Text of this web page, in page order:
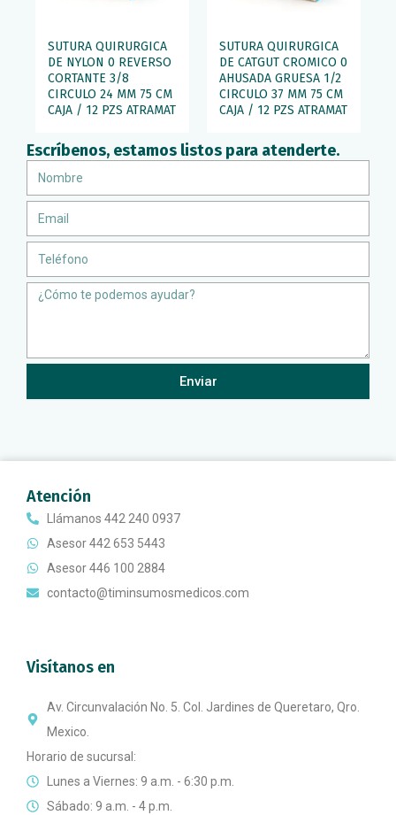
Escríbenos, estamos listos para atenderte.
Message
Enviar
SUTURA QUIRURGICA
DE NYLON 0 REVERSO
CORTANTE 3/8
CIRCULO 24 MM 75 CM
CAJA / 12 PZS ATRAMAT
SUTURA QUIRURGICA
DE CATGUT CROMICO 0
AHUSADA GRUESA 1/2
CIRCULO 37 MM 75 CM
CAJA / 12 PZS ATRAMAT
Atención
Llámanos 442 240 0937
Asesor 442 653 5443
Asesor 446 100 2884
contacto@timinsumosmedicos.com
Visítanos en
Av. Circunvalación No. 5. Col. Jardines de Queretaro, Qro.
Mexico.
Horario de sucursal:
Lunes a Viernes: 9 a.m. - 6:30 p.m.
Sábado: 9 a.m. - 4 p.m.